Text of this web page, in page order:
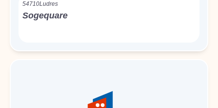
54710Ludres
Sogequare